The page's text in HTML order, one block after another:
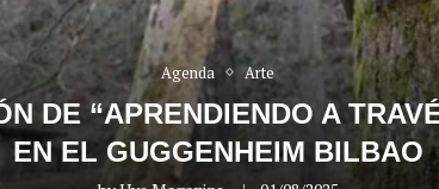
Agenda Arte
DE “APRENDIENDO A
EN EL GUGGENHEIM BILBAO